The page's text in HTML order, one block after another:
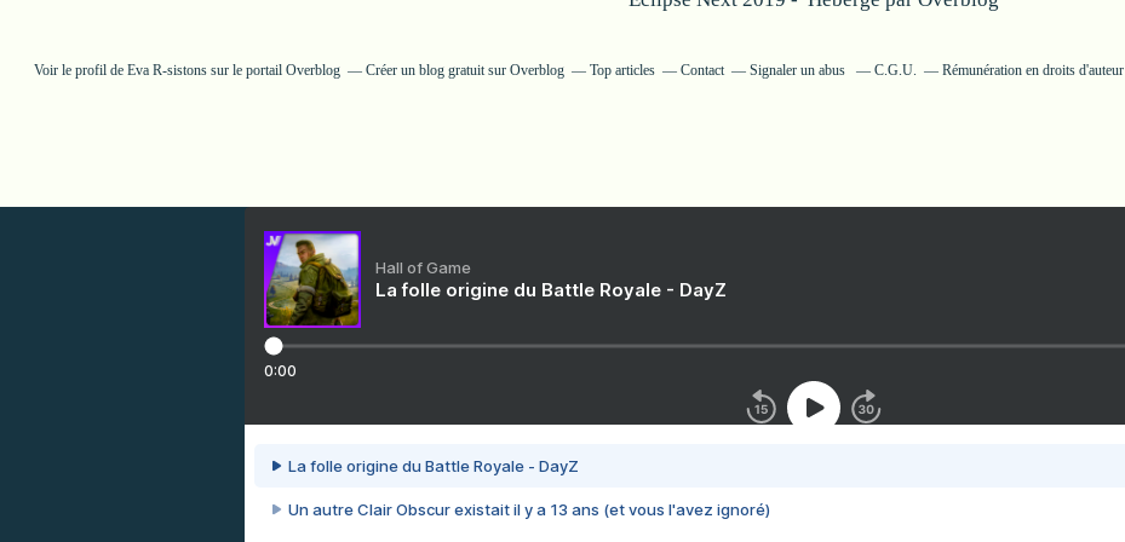
Voir le profil de Eva R-sistonssur le portail Overblog Créer un blog gratuit sur Overblog Top articles Contact Signaler un abus C.G.U. Rémunération en droits d'auteur
Hall of Game
La folle origine du Battle Royale - DayZ
0:00
La folle origine du Battle Royale - DayZ
Un autre Clair Obscur existait il y a 13 ans (et vous l'avez ignoré)